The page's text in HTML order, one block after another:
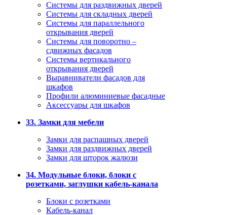
Системы для раздвижных дверей
Системы для складных дверей
Системы для параллельного
открывания дверей
Системы для поворотно –
сдвижных фасадов
Системы вертикального
открывания дверей
Выравниватели фасадов для
шкафов
Профили алюминиевые фасадные
Аксессуары для шкафов
33. Замки для мебели
Замки для распашных дверей
Замки для раздвижных дверей
Замки для шторок жалюзи
34. Модульные блоки, блоки с
розетками, заглушки кабель-канала
Блоки с розетками
Кабель-канал